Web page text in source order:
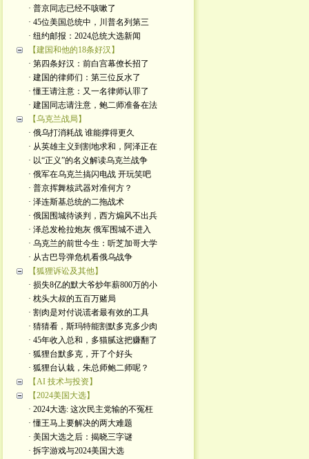
· 普京同志已经不咳嗽了
· 45位美国总统中，川普名列第三
· 纽约邮报：2024总统大选新闻
【建国和他的18条好汉】
· 第四条好汉：前白宫幕僚长招了
· 建国的律师们：第三位反水了
· 懂王请注意：又一名律师认罪了
· 建国同志请注意，鲍二师准备在法
【乌克兰战局】
· 俄乌打消耗战 谁能撑得更久
· 从英雄主义到割地求和，阿泽正在
· 以“正义”的名义解读乌克兰战争
· 俄军在乌克兰搞闪电战 开玩笑吧
· 普京挥舞核武器对准何方？
· 泽连斯基总统的二拖战术
· 俄国围城待谈判，西方煽风不出兵
· 泽总发枪拉炮灰 俄军围城不进入
· 乌克兰的前世今生：听芝加哥大学
· 从古巴导弹危机看俄乌战争
【狐狸诉讼及其他】
· 损失8亿的默大爷炒年薪800万的小
· 枕头大叔的五百万赌局
· 割肉是对付说谎者最有效的工具
· 猜猜看，斯玛特能割默多克多少肉
· 45年收入总和，多猫腻这把赚翻了
· 狐狸台默多克，开了个好头
· 狐狸台认栽，朱总师鲍二师呢？
【AI 技术与投资】
【2024美国大选】
· 2024大选: 这次民主党输的不冤枉
· 懂王马上要解决的两大难题
· 美国大选之后：揭晓三字谜
· 拆字游戏与2024美国大选